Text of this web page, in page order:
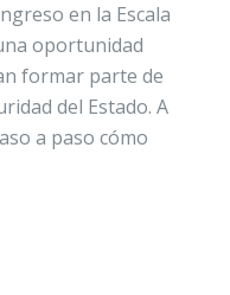
en la Escala
oportunidad
formar parte de
del Estado. A
a paso cómo